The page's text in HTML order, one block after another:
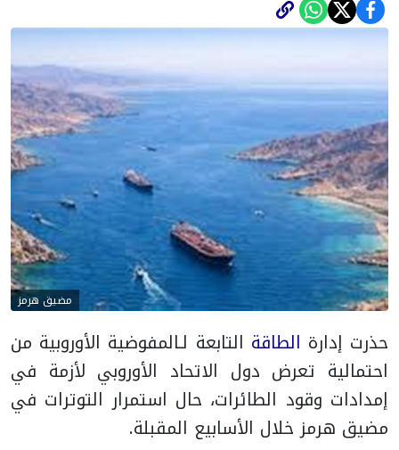
مضيق هرمز
حذرت إدارة الطاقة التابعة لـالمفوضية الأوروبية من
احتمالية تعرض دول الاتحاد الأوروبي لأزمة في
إمدادات وقود الطائرات، حال استمرار التوترات في
مضيق هرمز خلال الأسابيع المقبلة.